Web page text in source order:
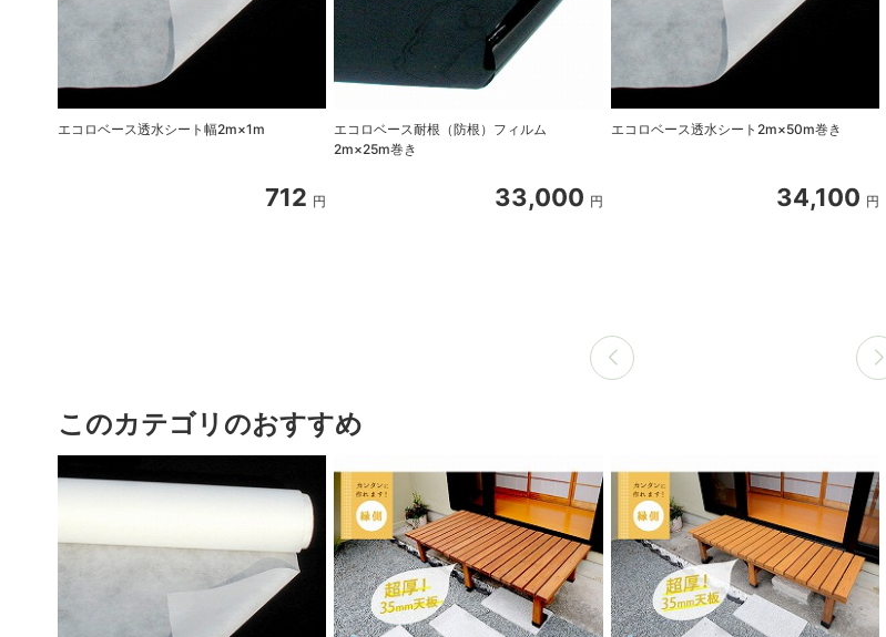
エコロベース透水シート幅2m×1m
712 円
エコロベース耐根（防根）フィルム
2m×25m巻き
33,000 円
エコロベース透水シート2m×50m巻き
34,100 円
このカテゴリのおすすめ